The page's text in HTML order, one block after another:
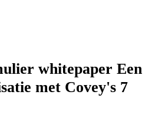
whitepaper Een
met Covey's 7